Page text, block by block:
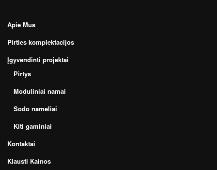
Apie Mus
Pirties komplektacijos
Įgyvendinti projektai
Pirtys
Moduliniai namai
Sodo nameliai
Kiti gaminiai
Kontaktai
Klausti Kainos